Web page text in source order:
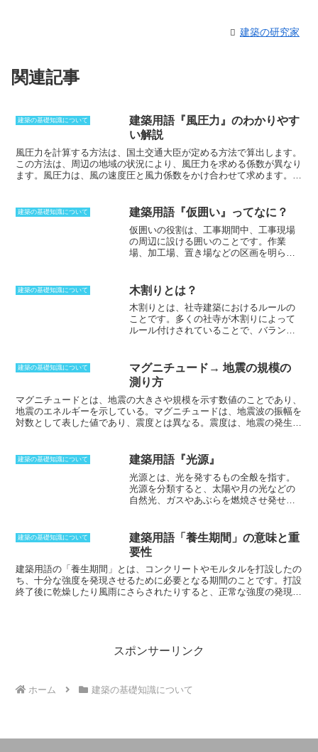
建築の研究家
関連記事
建築の基礎知識について
建築用語『風圧力』のわかりやす
い解説
風圧力を計算する方法は、国土交通大臣が定める方法で算出します。
この方法は、周辺の地域の状況により、風圧力を求める係数が異なり
ます。風圧力は、風の速度圧と風力係数をかけ合わせて求めます。速
作用するわけではありません。壁面の下部は、地表との摩擦により風
速が小さくなるため、風圧力は小さくなります。壁面の上部は、風速
が大きくなるため、風圧力は大きくなります。また、建物の角の部分
は、風速が大きくなるため、風圧力は大きくなります。
建築の基礎知識について 建築用語『仮囲い』ってなに？
仮囲いの役割 は、工事期間中、工事現場
の周辺に設ける囲いのことです。作業
場、加工場、置き場などの区画を明らか
的です。また、区画外への資材や粉塵な
どの飛散防止の役割もあります。工事現
場では騒音が発生することから、それが
外部に伝わるのを防ぐために、高さ2メー
トル以上の防護板を設けるのが一般的で
あります。市街地に設置される場合に
は、機能の他に美観や通行人に対する安
全性も考慮しなければならないので、大
規模な街の工事などでは、囲いの板に絵
やその地域の歴史などが印刷される場合
もあります。
建築の基礎知識について 木割りとは？
木割りとは、社寺建築におけるルールの
ことです。 多くの社寺が木割りによって
ルール付けされていることで、バランス
わせが比例によって決められていること
が大きいです。これによって、どこでも
同じように作り上げることができるから
であり、海外でも似たような考え方が存
在します。垂木の断面寸法が基準となっ
ており、ここから各部材寸法が決められ
す。比例関係でできあがっていく方法と
なりますが、経験的な手法でもあり、伝
承していくことで今でも形として残り続
けたのです。建築図も残っていますが、
木割所と呼ばれる文献も残されており、
ます。
建築の基礎知識について
マグニチュード→ 地震の規模の
測り方
マグニチュードとは、地震の大きさや規模を示す数値のことであり、
地震のエネルギーを示している 。マグニチュードは、地震波の振幅を
対数として表した値であり、震度とは異なる。震度は、地震の発生に
震であったとしても、震源地から離れてしまえば、震度は小さいもの
となってしまう。そのため、地震の規模をはっきりと示すことができ
るように、マグニチュードという尺度が用いられている。マグニチュ
ードは対数として使われている数値であるため、マグニチュードが1
増加するごとに、地震のエネルギー量は約32倍になっていく。つま
建築の基礎知識について 建築用語『光源』
光源とは、光を発するもの全般を指す 。
光源を分類すると、太陽や月の光などの
自然光、ガスやあぶらを燃焼させ発せら
現代の建築で燃焼発光が、室内の明かり
に取り入れられることは極めてまれで、
通常は人工光である電灯や、窓からの自
然光を使う。住宅照明に使われる光源と
しては、近年は白熱電球よりも省エネル
ギー性を考えた蛍光ランプや、LEDなど
2800K、蛍光灯は4600〜7100K、ろうそ
くの光は1900K程度である。
建築の基礎知識について
建築用語「養生期間」の意味と重
要性
建築用語の「養生期間」とは、
コンクリートやモルタルを打設したの
ち、十分な強度を発現させるために必要となる期間のことです。打設
終了後に乾燥したり風雨にさらされたりすると、正常な強度の発現を
な水分が必要になり、日光などにさらされて乾燥したりすることは防
のです。この間
度にならないようにすることも必要となる
スポンサーリンク
ホーム 建築の基礎知識について